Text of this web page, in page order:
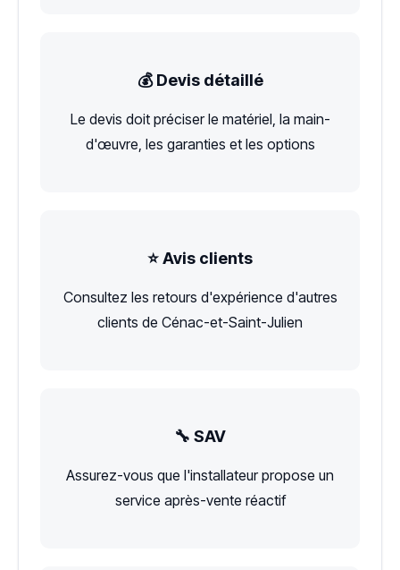
💰 Devis détaillé
Le devis doit préciser le matériel, la main-
d'œuvre, les garanties et les options
⭐ Avis clients
Consultez les retours d'expérience d'autres
clients de Cénac-et-Saint-Julien
🔧 SAV
Assurez-vous que l'installateur propose un
service après-vente réactif